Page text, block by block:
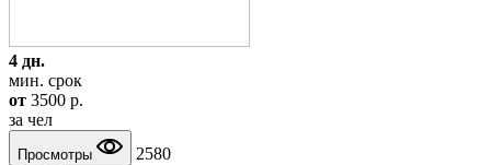
4 дн.
мин. срок
от 3500 p.
за чел
Просмотры
2580